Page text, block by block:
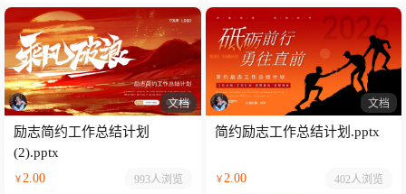
文档
励志简约工作总结计划
(2).pptx
￥2.00 993人浏览
文档
简约励志工作总结计划.pptx
￥2.00 402人浏览